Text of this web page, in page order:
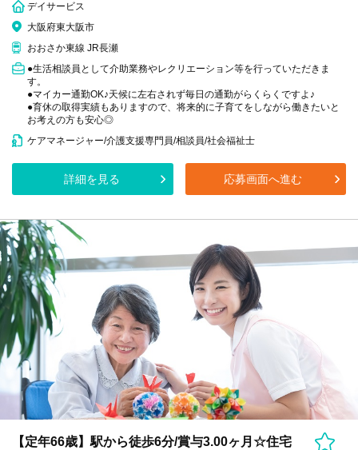
デイサービス
大阪府東大阪市
おおさか東線 JR長瀬
●生活相談員として介助業務やレクリエーション等を行っていただきま
す。
●マイカー通勤OK♪天候に左右されず毎日の通勤がらくらくですよ♪
●育休の取得実績もありますので、将来的に子育てをしながら働きたいと
お考えの方も安心◎
ケアマネージャー/介護支援専門員/相談員/社会福祉士
詳細を見る 応募画面へ進む
【定年66歳】駅から徒歩6分/賞与3.00ヶ月☆住宅